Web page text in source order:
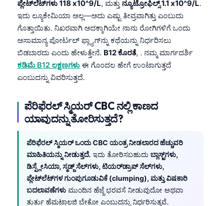
ಪ್ಲೇಟ್‌ಲೆಟ್‌ಗಳು 118 x10^9/L, ಮತ್ತು ನ್ಯೂಟ್ರೋಫಿಲ್ಸ್ 1.1 x10^9/L.
ಇದು ಲ್ಯೂಕೇಮಿಯಾ ಅಲ್ಲ—ಅದು ಎಷ್ಟು ತೀವ್ರವಾಗಿತ್ತು ಎಂಬುದು
ಗೊತ್ತಾಯಿತು. ನಿಖರವಾಗಿ ಅದಕ್ಕಾಗಿಯೇ ನಾನು ರೋಗಿಗಳಿಗೆ ಒಂದು
ಅಸಾಮಾನ್ಯ ಪೋರ್ಟಲ್ ಫ್ಲ್ಯಾಗ್‌ನ್ನು ಕಥೆಯನ್ನು ನಿರ್ಧರಿಸಲು
ಬಿಡಬಾರದು ಎಂದು ಹೇಳುತ್ತೇನೆ. B12 ಕೊರತೆ, . ನಮ್ಮ ಮಾರ್ಗದರ್ಶಿ
ಕಡಿಮೆ B12 ಲಕ್ಷಣಗಳು ಈ ಗೊಂದಲ ಹೇಗೆ ಉಂಟಾಗುತ್ತದೆ
ಎಂಬುದನ್ನು ವಿವರಿಸುತ್ತದೆ.
ಪೆರಿಫೆರಲ್ ಸ್ಮಿಯರ್ CBC ನಲ್ಲಿ ಕಾಣದ
ಯಾವುದನ್ನು ತೋರಿಸುತ್ತದೆ?
ಪೆರಿಫೆರಲ್ ಸ್ಮಿಯರ್ ಒಂದು CBC ಯಂತ್ರ ನೀಡಲಾರದ ಹೆಚ್ಚುವರಿ
ಮಾಹಿತಿಯನ್ನು ನೀಡುತ್ತದೆ. ಇದು ತೋರಿಸಬಹುದು ಬ್ಲಾಸ್ಟ್‌ಗಳು,
ಡಿಸ್ಪ್ಲೇಸಿಯಾ, ಸ್ಮಡ್ಜ್ ಸೆಲ್‌ಗಳು, ಟಿಯರ್‌ಡ್ರಾಪ್ ಸೆಲ್‌ಗಳು,
ಪ್ಲೇಟ್‌ಲೆಟ್‌ಗಳ ಗುಂಪುಗೂಡುವಿಕೆ (clumping), ಮತ್ತು ವಿಷಕಾರಿ
ಬದಲಾವಣೆಗಳು ಮುಂದಿನ ಹೆಜ್ಜೆ ಭರವಸೆ ನೀಡುವುದೋ ಅಥವಾ
ತುರ್ತು ಹೆಮಟಾಲಜಿ ಬೇಕೋ ಎಂಬುದನ್ನು ನಿರ್ಧರಿಸುತ್ತವೆ.